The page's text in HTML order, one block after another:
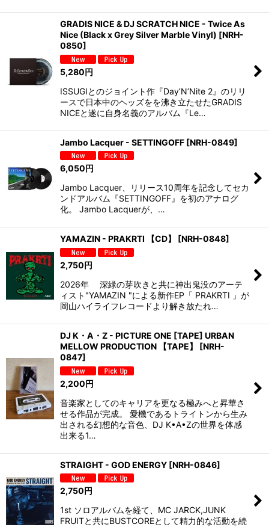
GRADIS NICE & DJ SCRATCH NICE - Twice As
Nice (Black x Grey Silver Marble Vinyl) [NRH-
0850]
5,280円
ISSUGIとのジョイント作『Day’N’Nite 2』のリリ
ースで日本中のヘッズをを沸き立たせたGRADIS
NICEと遂に自身名義のアルバム『Le…
Jambo Lacquer - SETTINGOFF [NRH-0849]
6,050円
Jambo Lacquer、リリース10周年を記念してセカ
ンドアルバム『SETTINGOFF』を初のアナログ
化。 Jambo Lacquerが、…
YAMAZIN - PRAKRTI 【CD】 [NRH-0848]
2,750円
2026年 深緑の芽吹きと共に神出鬼没のアーテ
ィスト"YAMAZIN "による新作EP「 PRAKRTI 」が
岡山ハイライフレコードより解き放たれ…
DJ K・A・Z - PICTURE ONE [TAPE] URBAN
MELLOW PRODUCTION 【TAPE】
[NRH-
0847]
2,200円
音楽家としてのキャリアを更なる極みへと昇華さ
せる作品が完成。 愛機であるトライトンから生み
出される幻想的な音色、DJ K•A•Zの世界を体感
出来る1…
STRAIGHT - GOD ENERGY [NRH-0846]
2,750円
1st ソロアルバムを経て、MC JARCK,JUNK
FRUITと共にBUSTCOREとして精力的な活動を続